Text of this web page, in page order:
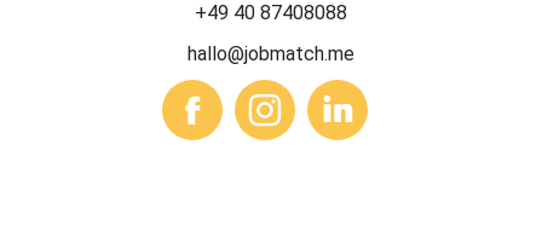
+49 40 87408088
hallo@jobmatch.me